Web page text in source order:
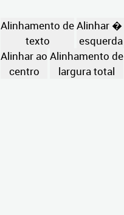
Alinhamento de
texto
Alinhar �
esquerda
Alinhar ao
centro
Alinhamento de
largura total